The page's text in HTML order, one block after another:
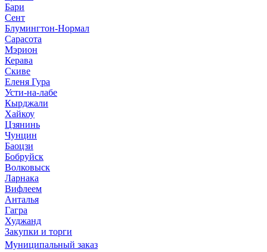
Бари
Сент
Блумингтон-Нормал
Сарасота
Мэрион
Керава
Скиве
Еленя Гура
Усти-на-лабе
Кырджали
Хайкоу
Цзянинь
Чунцин
Баоцзи
Бобруйск
Волковыск
Ларнака
Вифлеем
Анталья
Гагра
Худжанд
Закупки и торги
Муниципальный заказ